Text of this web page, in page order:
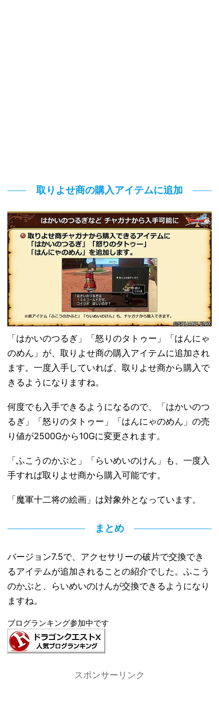
取りよせ商の購入アイテムに追加
「はかいのつるぎ」「怒りのタトゥー」「はんにゃ
のめん」が、取りよせ商の購入アイテムに追加され
ます。一度入手していれば、取りよせ商から購入で
きるようになりますね。
何度でも入手できるようになるので、「はかいのつ
るぎ」「怒りのタトゥー」「はんにゃのめん」の売
り値が2500Gから10Gに変更されます。
「ふこうのかぶと」「らいめいのけん」も、一度入
手すれば取りよせ商から購入可能です。
「魔軍十二将の絵画」は対象外となっています。
まとめ
バージョン7.5で、アクセサリーの破片で交換でき
るアイテムが追加されることの紹介でした。ふこう
のかぶと、らいめいのけんが交換できるようになり
ますね。
ブログランキング参加中です
スポンサーリンク